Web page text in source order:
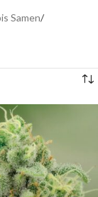
Samen/